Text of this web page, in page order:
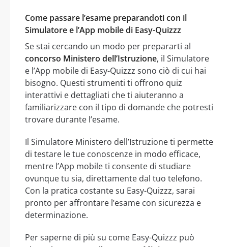
Come passare l’esame preparandoti con il
Simulatore e l’App mobile di Easy-Quizzz
Se stai cercando un modo per prepararti al
concorso Ministero dell’Istruzione, il Simulatore
e l’App mobile di Easy-Quizzz sono ciò di cui hai
bisogno. Questi strumenti ti offrono quiz
interattivi e dettagliati che ti aiuteranno a
familiarizzare con il tipo di domande che potresti
trovare durante l’esame.
Il Simulatore Ministero dell’Istruzione ti permette
di testare le tue conoscenze in modo efficace,
mentre l’App mobile ti consente di studiare
ovunque tu sia, direttamente dal tuo telefono.
Con la pratica costante su Easy-Quizzz, sarai
pronto per affrontare l’esame con sicurezza e
determinazione.
Per saperne di più su come Easy-Quizzz può